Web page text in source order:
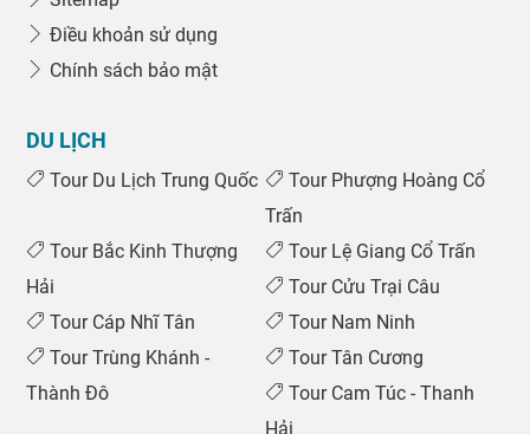
Điều khoản sử dụng
Chính sách bảo mật
DU LỊCH
Tour Du Lịch Trung Quốc
Tour Phượng Hoàng Cổ
Trấn
Tour Bắc Kinh Thượng
Hải
Tour Lệ Giang Cổ Trấn
Tour Cửu Trại Câu
Tour Cáp Nhĩ Tân
Tour Nam Ninh
Tour Trùng Khánh -
Thành Đô
Tour Tân Cương
Tour Cam Túc - Thanh
Hải